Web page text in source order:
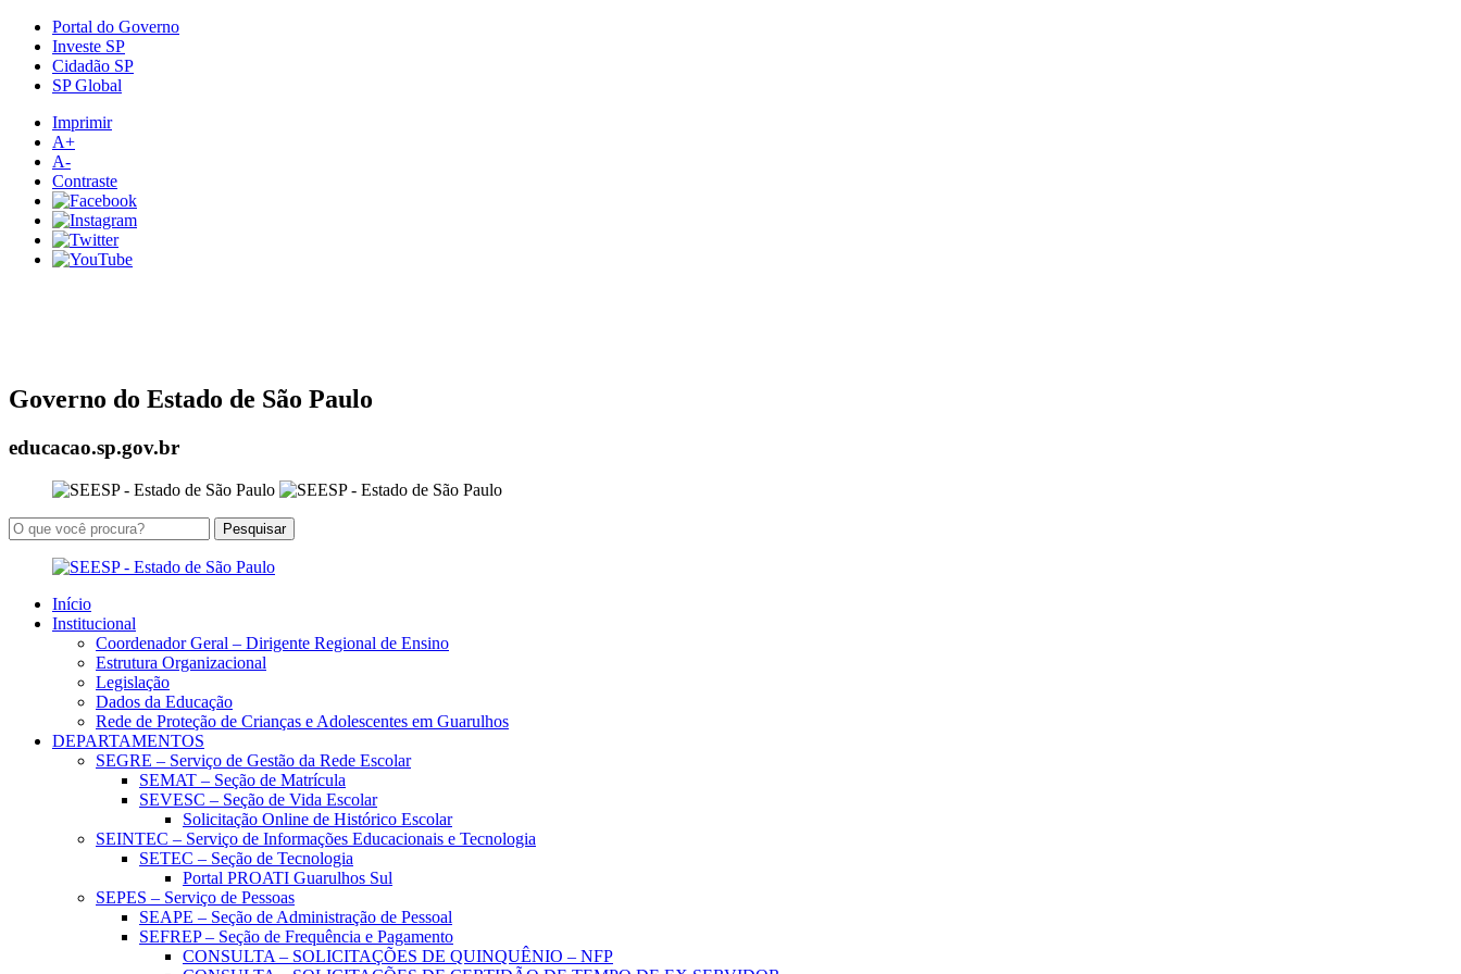
Portal do Governo
Investe SP
Cidadão SP
SP Global
Imprimir
A+
A-
Contraste
Governo do Estado de São Paulo
educacao.sp.gov.br
Início
Institucional
Coordenador Geral – Dirigente Regional de Ensino
Estrutura Organizacional
Legislação
Dados da Educação
Rede de Proteção de Crianças e Adolescentes em Guarulhos
DEPARTAMENTOS
SEGRE – Serviço de Gestão da Rede Escolar
SEMAT – Seção de Matrícula
SEVESC – Seção de Vida Escolar
Solicitação Online de Histórico Escolar
SEINTEC – Serviço de Informações Educacionais e Tecnologia
SETEC – Seção de Tecnologia
Portal PROATI Guarulhos Sul
SEPES – Serviço de Pessoas
SEAPE – Seção de Administração de Pessoal
SEFREP – Seção de Frequência e Pagamento
CONSULTA – SOLICITAÇÕES DE QUINQUÊNIO – NFP